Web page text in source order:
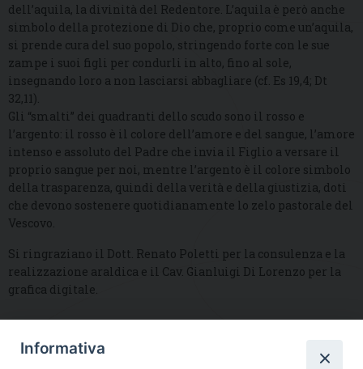
dell’aquila, la divinità del Redentore. L’aquila è però anche
simbolo della protezione di Dio che, proprio come un’aquila,
si prende cura del suo popolo, stringendo forte con le sue
zampe i suoi figli per condurli in alto, fino al sole,
insegnando loro a non lasciarsi abbagliare (cf. Es 19,4; Dt
32,11).
Gli “smalti” dei quadranti dello scudo sono il rosso e
l’argento: il rosso è il colore dell’amore e del sangue, l’amore
intenso e assoluto del Padre che invia il Figlio a versare il
proprio sangue per noi, mentre l’argento è il colore simbolo
della trasparenza, quindi della verità e della giustizia, doti
che devono sostenere quotidianamente lo zelo pastorale del
Vescovo.
Si ringraziano il Dott. Renato Poletti per la consulenza e la
realizzazione araldica e il Cav. Gianluigi Di Lorenzo per la
grafica digitale.
DIOCESI SUBURBICARIA DI ALBANO
Informativa